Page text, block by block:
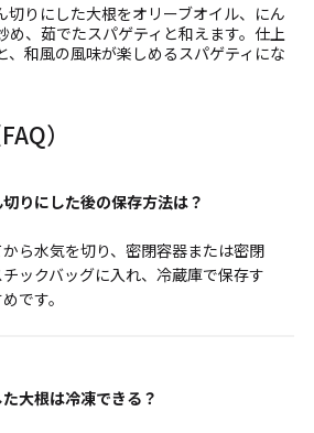
切りにした大根をオリーブオイル、にん
め、茹でたスパゲティと和えます。仕上
、和風の風味が楽しめるスパゲティにな
）
りにした後の保存方法は？
ら水気を切り、密閉容器または密閉
ックバッグに入れ、冷蔵庫で保存す
です。
大根は冷凍できる？